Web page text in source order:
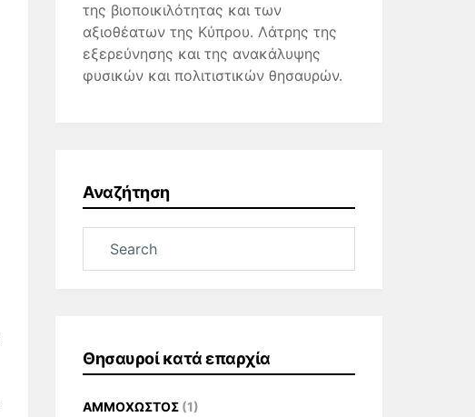
της βιοποικιλότητας και των
αξιοθέατων της Κύπρου. Λάτρης της
εξερεύνησης και της ανακάλυψης
φυσικών και πολιτιστικών θησαυρών.
Αναζήτηση
Θησαυροί κατά επαρχία
ΑΜΜΟΧΩΣΤΟΣ (1)